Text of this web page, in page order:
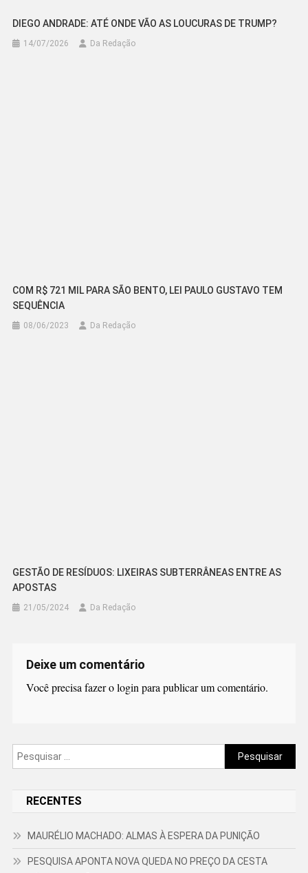
DIEGO ANDRADE: ATÉ ONDE VÃO AS LOUCURAS DE TRUMP?
14/07/2026 Da Redação
COM R$ 721 MIL PARA SÃO BENTO, LEI PAULO GUSTAVO TEM
SEQUÊNCIA
08/06/2023 Da Redação
GESTÃO DE RESÍDUOS: LIXEIRAS SUBTERRÂNEAS ENTRE AS
APOSTAS
21/05/2024 Da Redação
Deixe um comentário
Você precisa fazer ologinpara publicar um comentário.
Pesquisar
por:
RECENTES
MAURÉLIO MACHADO: ALMAS À ESPERA DA PUNIÇÃO
PESQUISA APONTA NOVA QUEDA NO PREÇO DA CESTA